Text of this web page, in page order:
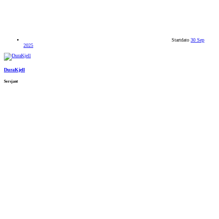
Startdato 30 Sep
2025
DuraKjell
Sersjant